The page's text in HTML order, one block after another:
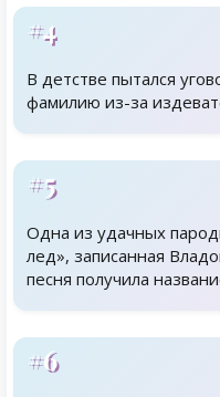
#4
В детстве пытался
фамилию из-за
#5
Одна из удачных
лед», записанная
песня получила
#6